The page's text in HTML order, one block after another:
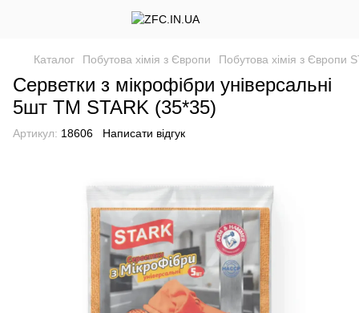
Каталог Побутова хімія з Європи Побутова хімія з Європи
Серветки з мікрофібри універсальні
5шт TM STARK (35*35)
Артикул: 18606 Написати відгук